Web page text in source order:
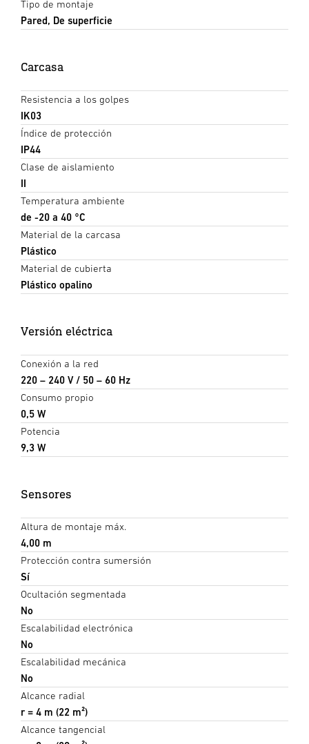
Tipo de montaje
Pared, De superficie
Carcasa
Resistencia a los golpes
IK03
Índice de protección
IP44
Clase de aislamiento
II
Temperatura ambiente
de -20 a 40 °C
Material de la carcasa
Plástico
Material de cubierta
Plástico opalino
Versión eléctrica
Conexión a la red
220 – 240 V / 50 – 60 Hz
Consumo propio
0,5 W
Potencia
9,3 W
Sensores
Altura de montaje máx.
4,00 m
Protección contra sumersión
Sí
Ocultación segmentada
No
Escalabilidad electrónica
No
Escalabilidad mecánica
No
Alcance radial
r = 4 m (22 m²)
Alcance tangencial